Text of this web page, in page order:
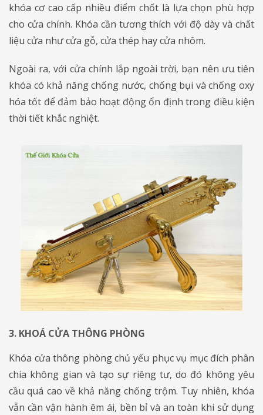
khóa cơ cao cấp nhiều điểm chốt là lựa chọn phù hợp
cho cửa chính. Khóa cần tương thích với độ dày và chất
liệu cửa như cửa gỗ, cửa thép hay cửa nhôm.
Ngoài ra, với cửa chính lắp ngoài trời, bạn nên ưu tiên
khóa có khả năng chống nước, chống bụi và chống oxy
hóa tốt để đảm bảo hoạt động ổn định trong điều kiện
thời tiết khắc nghiệt.
3. KHOÁ CỬA THÔNG PHÒNG
Khóa cửa thông phòng chủ yếu phục vụ mục đích phân
chia không gian và tạo sự riêng tư, do đó không yêu
cầu quá cao về khả năng chống trộm. Tuy nhiên, khóa
vẫn cần vận hành êm ái, bền bỉ và an toàn khi sử dụng